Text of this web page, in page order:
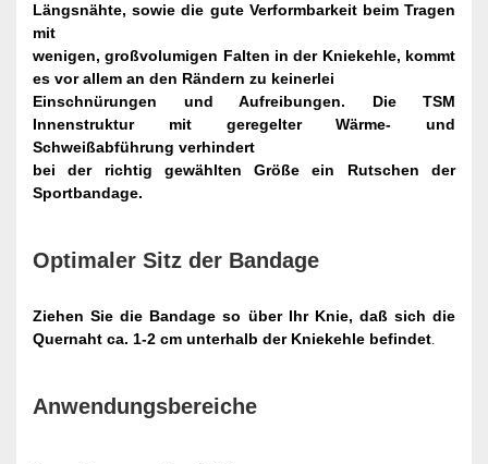
Längsnähte, sowie die gute Verformbarkeit beim Tragen
mit
wenigen, großvolumigen Falten in der Kniekehle, kommt
es vor allem an den Rändern zu keinerlei
Einschnürungen und Aufreibungen. Die TSM
Innenstruktur mit geregelter Wärme- und
Schweißabführung verhindert
bei der richtig gewählten Größe ein Rutschen der
Sportbandage.
Optimaler Sitz der Bandage
Ziehen Sie die Bandage so über Ihr Knie, daß sich die
Quernaht ca. 1-2 cm unterhalb der Kniekehle befindet.
Anwendungsbereiche